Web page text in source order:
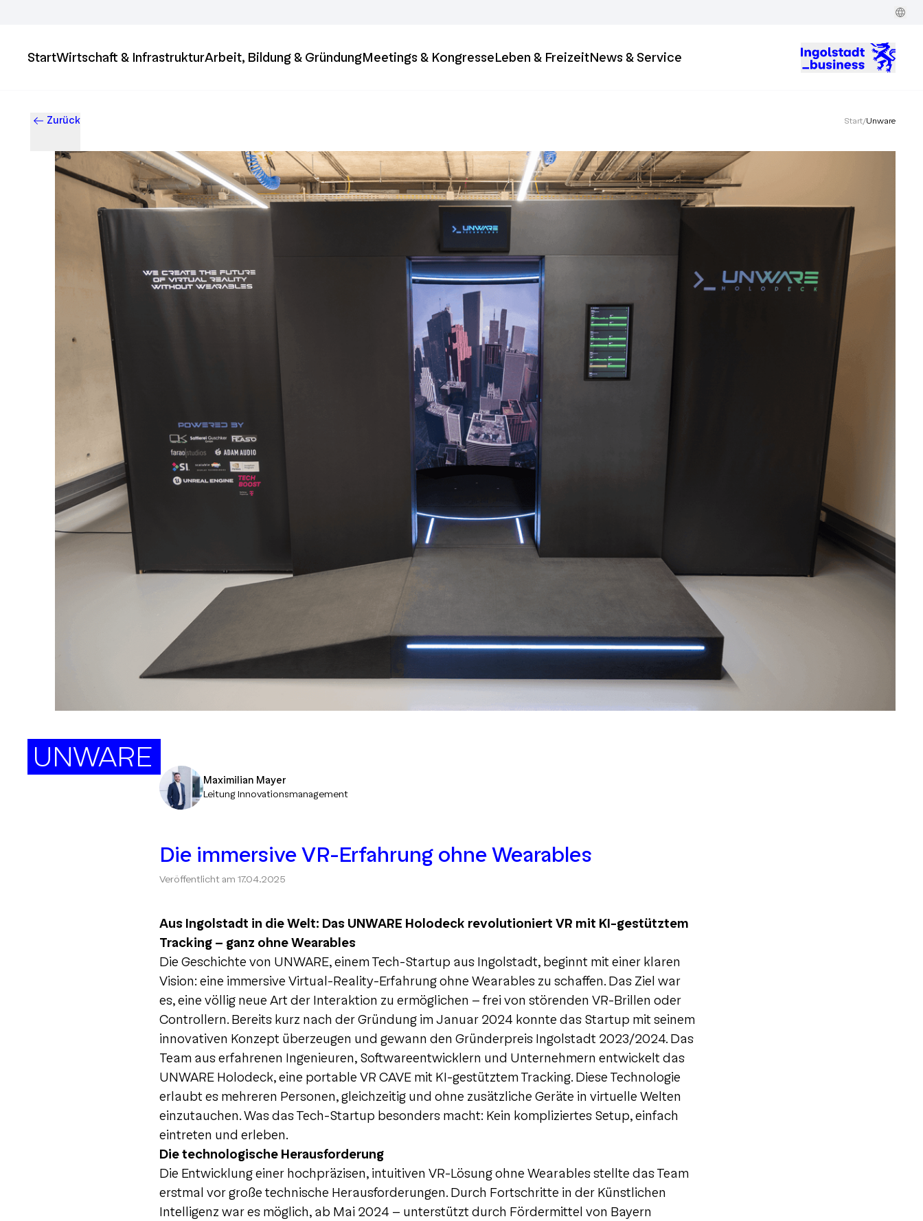
StartWirtschaft & InfrastrukturArbeit, Bildung & GründungMeetings & KongresseLeben & FreizeitNews & Service
Zurück Start/Unware
Business & Innovation in Ingolstadt – Der Standort mit Zukunft
UNWARE
Maximilian Mayer
Leitung Innovationsmanagement
Die immersive VR-Erfahrung ohne Wearables
Veröffentlicht am 17.04.2025
Aus Ingolstadt in die Welt: Das UNWARE Holodeck revolutioniert VR mit KI-gestütztem
Tracking – ganz ohne Wearables
Die Geschichte von UNWARE, einem Tech-Startup aus Ingolstadt, beginnt mit einer klaren
Vision: eine immersive Virtual-Reality-Erfahrung ohne Wearables zu schaffen. Das Ziel war
es, eine völlig neue Art der Interaktion zu ermöglichen – frei von störenden VR-Brillen oder
Controllern. Bereits kurz nach der Gründung im Januar 2024 konnte das Startup mit seinem
innovativen Konzept überzeugen und gewann den Gründerpreis Ingolstadt 2023/2024. Das
Team aus erfahrenen Ingenieuren, Softwareentwicklern und Unternehmern entwickelt das
UNWARE Holodeck, eine portable VR CAVE mit KI-gestütztem Tracking. Diese Technologie
erlaubt es mehreren Personen, gleichzeitig und ohne zusätzliche Geräte in virtuelle Welten
einzutauchen. Was das Tech-Startup besonders macht: Kein kompliziertes Setup, einfach
eintreten und erleben.
Die technologische Herausforderung
Die Entwicklung einer hochpräzisen, intuitiven VR-Lösung ohne Wearables stellte das Team
erstmal vor große technische Herausforderungen. Durch Fortschritte in der Künstlichen
Intelligenz war es möglich, ab Mai 2024 - unterstützt durch Fördermittel von Bayern